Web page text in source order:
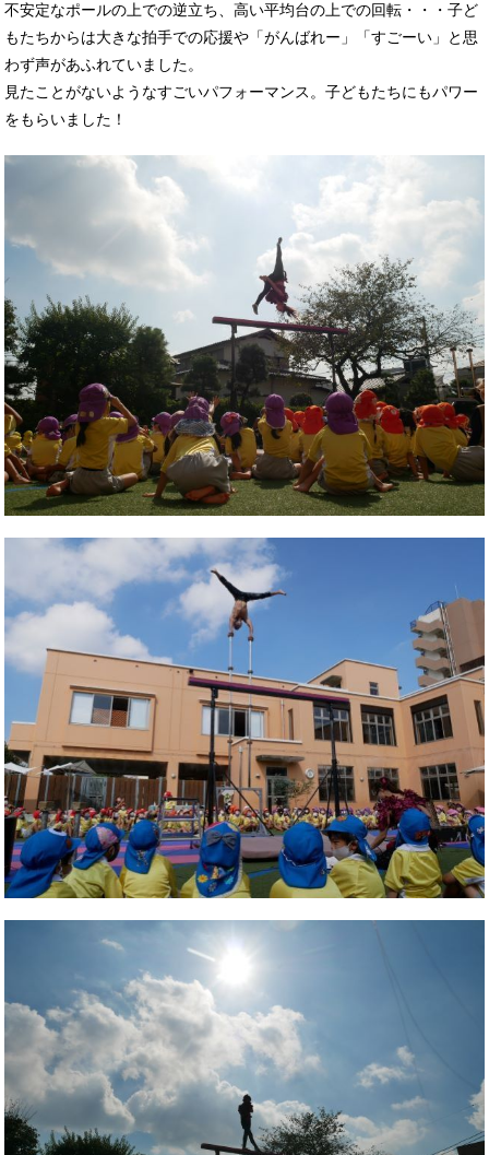
不安定なポールの上での逆立ち、高い平均台の上での回転・・・子ど
もたちからは大きな拍手での応援や「がんばれー」「すごーい」と思
わず声があふれていました。
見たことがないようなすごいパフォーマンス。子どもたちにもパワー
をもらいました！